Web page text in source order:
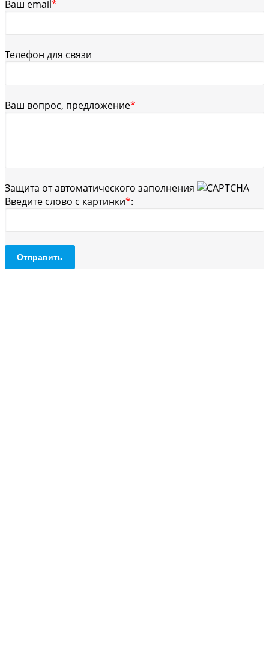
Ваш email *
Телефон для связи
Ваш вопрос, предложение*
Защита от автоматического заполнения
Введите слово с картинки*:
Отправить